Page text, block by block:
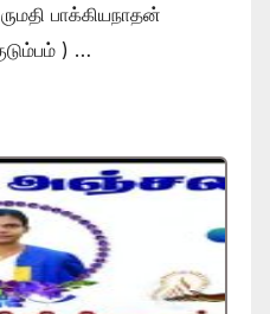
பாக்கியநாதன்
) …